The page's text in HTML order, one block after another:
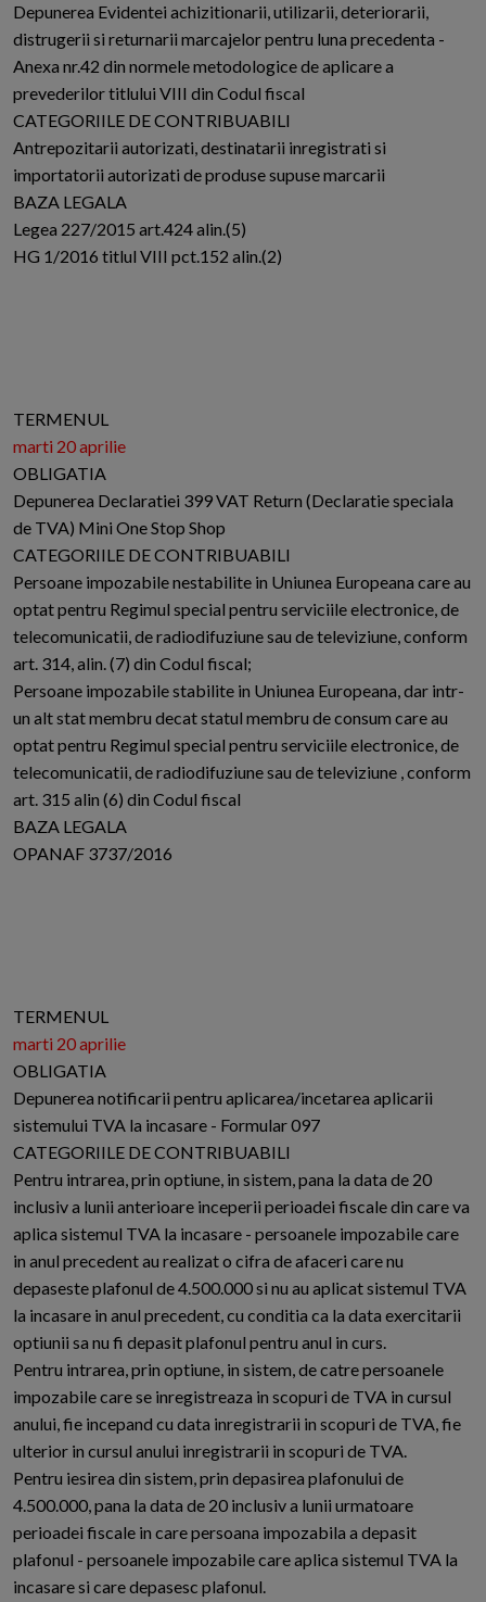
Depunerea Evidentei achizitionarii, utilizarii, deteriorarii,
distrugerii si returnarii marcajelor pentru luna precedenta -
Anexa nr.42 din normele metodologice de aplicare a
prevederilor titlului VIII din Codul fiscal
CATEGORIILE DE CONTRIBUABILI
Antrepozitarii autorizati, destinatarii inregistrati si
importatorii autorizati de produse supuse marcarii
BAZA LEGALA
Legea 227/2015 art.424 alin.(5)
HG 1/2016 titlul VIII pct.152 alin.(2)
TERMENUL
marti 20 aprilie
OBLIGATIA
Depunerea Declaratiei 399 VAT Return (Declaratie speciala
de TVA) Mini One Stop Shop
CATEGORIILE DE CONTRIBUABILI
Persoane impozabile nestabilite in Uniunea Europeana care au
optat pentru Regimul special pentru serviciile electronice, de
telecomunicatii, de radiodifuziune sau de televiziune, conform
art. 314, alin. (7) din Codul fiscal;
Persoane impozabile stabilite in Uniunea Europeana, dar intr-
un alt stat membru decat statul membru de consum care au
optat pentru Regimul special pentru serviciile electronice, de
telecomunicatii, de radiodifuziune sau de televiziune , conform
art. 315 alin (6) din Codul fiscal
BAZA LEGALA
OPANAF 3737/2016
TERMENUL
marti 20 aprilie
OBLIGATIA
Depunerea notificarii pentru aplicarea/incetarea aplicarii
sistemului TVA la incasare - Formular 097
CATEGORIILE DE CONTRIBUABILI
Pentru intrarea, prin optiune, in sistem, pana la data de 20
inclusiv a lunii anterioare inceperii perioadei fiscale din care va
aplica sistemul TVA la incasare - persoanele impozabile care
in anul precedent au realizat o cifra de afaceri care nu
depaseste plafonul de 4.500.000 si nu au aplicat sistemul TVA
la incasare in anul precedent, cu conditia ca la data exercitarii
optiunii sa nu fi depasit plafonul pentru anul in curs.
Pentru intrarea, prin optiune, in sistem, de catre persoanele
impozabile care se inregistreaza in scopuri de TVA in cursul
anului, fie incepand cu data inregistrarii in scopuri de TVA, fie
ulterior in cursul anului inregistrarii in scopuri de TVA.
Pentru iesirea din sistem, prin depasirea plafonului de
4.500.000, pana la data de 20 inclusiv a lunii urmatoare
perioadei fiscale in care persoana impozabila a depasit
plafonul - persoanele impozabile care aplica sistemul TVA la
incasare si care depasesc plafonul.